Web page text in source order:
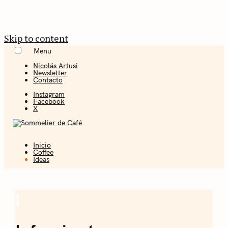
Skip to content
Menu
Nicolás Artusi
Newsletter
Contacto
Instagram
Facebook
X
Coffee + Ideas
Inicio
Coffee
Ideas